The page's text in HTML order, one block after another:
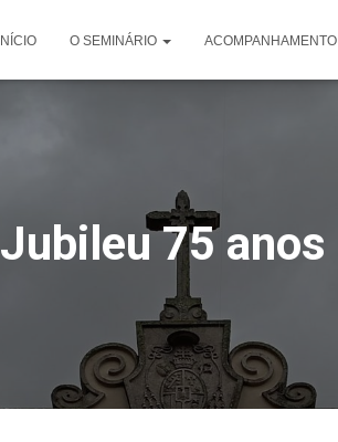
INÍCIO O SEMINÁRIO ACOMPANHAMENTO
Jubileu 75 anos